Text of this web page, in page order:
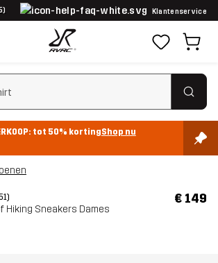
Klantenservice
tot 50% kortingShop nu
Hiking Sneakers Dames
€ 149